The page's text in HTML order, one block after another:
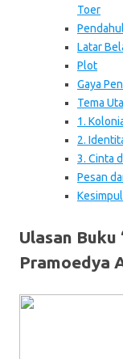
Toer
Latar
Plot
Gaya
Tema
1.
2.
3. Cinta
Pesan
Ulasan Buku
Pramoedya